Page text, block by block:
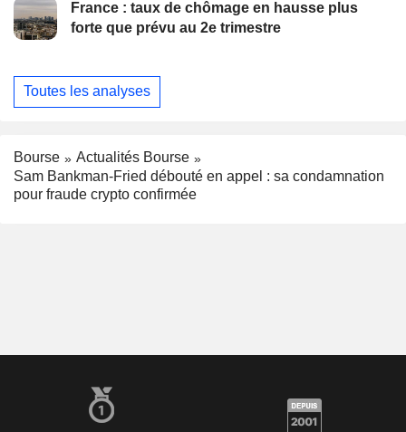
France : taux de chômage en hausse plus
forte que prévu au 2e trimestre
Toutes les analyses
Bourse
Actualités Bourse
Sam Bankman-Fried débouté en appel : sa condamnation
pour fraude crypto confirmée